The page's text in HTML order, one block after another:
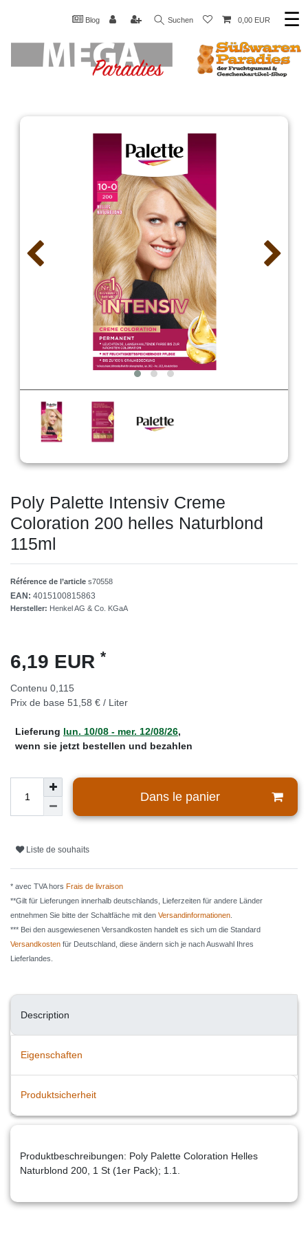
Blog Suchen 0,00 EUR ☰
Poly Palette Intensiv Creme
Coloration 200 helles Naturblond
115ml
Référence de l’article s70558
EAN: 4015100815863
Hersteller: Henkel AG & Co. KGaA
6,19 EUR *
Contenu 0,115
Prix de base 51,58 € / Liter
Lieferung lun. 10/08 - mer. 12/08/26,
wenn sie jetzt bestellen und bezahlen
Dans le panier
Liste de souhaits
* avec TVA hors Frais de livraison
**Gilt für Lieferungen innerhalb deutschlands, Lieferzeiten für andere Länder
entnehmen Sie bitte der Schaltfäche mit den Versandinformationen
*** Bei den ausgewiesenen Versandkosten handelt es sich um die Standard
Versandkosten für Deutschland, diese ändern sich je nach Auswahl Ihres
Lieferlandes.
Description
Eigenschaften
Produktsicherheit
Produktbeschreibungen: Poly Palette Coloration Helles
Naturblond 200, 1 St (1er Pack); 1.1.